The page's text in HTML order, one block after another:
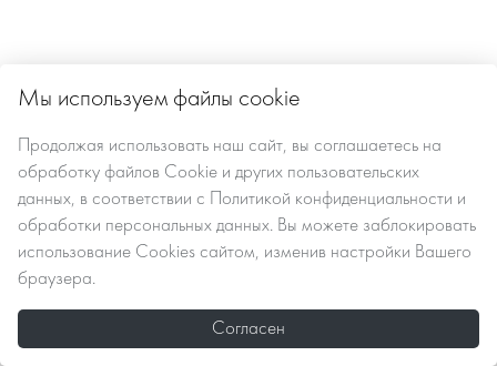
Мы используем файлы cookie
Продолжая использовать наш сайт, вы соглашаетесь на
обработку файлов Сookie и других пользовательских
данных, в соответствии с
Политикой конфиденциальности и
обработки персональных данных. Вы можете заблокировать
использование Cookies сайтом, изменив настройки Вашего
браузера.
Согласен